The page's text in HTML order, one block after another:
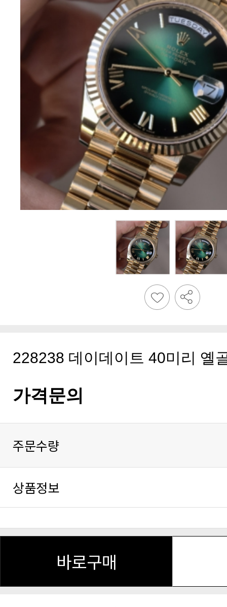
228238 데이데이트 40미리 옐
가격문의
주문수량
상품정보
바로구매